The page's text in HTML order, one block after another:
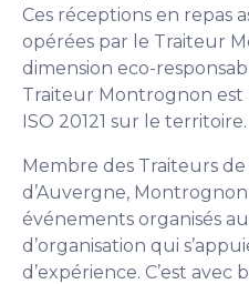
Ces réceptions en repas
opérées par le Traiteur
dimension eco-
Traiteur Montrognon
ISO 20121 sur le territoire.
Membre des Traiteurs
d’Auvergne,
événements organisés
d’organisation qui
d’expérience. C’est